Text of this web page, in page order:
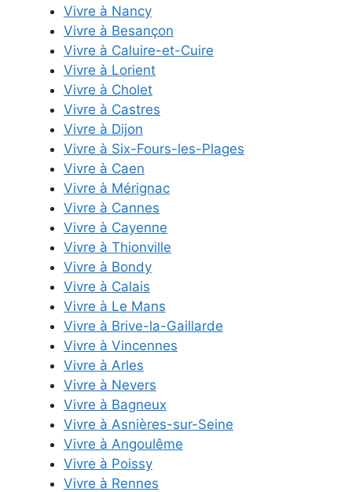
Vivre à Nancy
Vivre à Besançon
Vivre à Caluire-et-Cuire
Vivre à Lorient
Vivre à Cholet
Vivre à Castres
Vivre à Dijon
Vivre à Six-Fours-les-Plages
Vivre à Caen
Vivre à Mérignac
Vivre à Cannes
Vivre à Cayenne
Vivre à Thionville
Vivre à Bondy
Vivre à Calais
Vivre à Le Mans
Vivre à Brive-la-Gaillarde
Vivre à Vincennes
Vivre à Arles
Vivre à Nevers
Vivre à Bagneux
Vivre à Asnières-sur-Seine
Vivre à Angoulême
Vivre à Poissy
Vivre à Rennes